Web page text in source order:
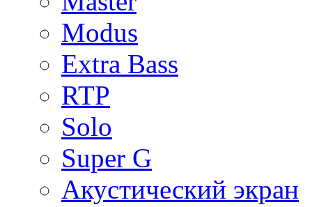
Modus
Extra Bass
RTP
Solo
Super G
Акустический экран